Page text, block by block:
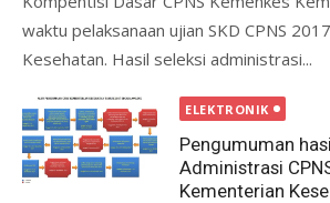
waktu pelaksanaan ujian SKD CPNS
Kesehatan. Hasil seleksi administrasi...
ELEKTRONIK
Pengumuman
Administrasi
Kementerian